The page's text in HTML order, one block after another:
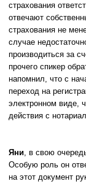
страхования
отвечают
страхования не
случае
производиться за
прочего спикер
напомнил, что с
переход на
электронном виде,
действия с
Яни, в свою
Особую роль он
на этот документ